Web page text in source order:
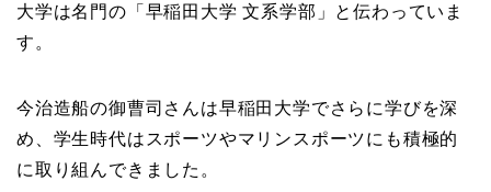
大学は名門の「早稲田大学 文系学部」と伝わっていま
す。
今治造船の御曹司さんは早稲田大学でさらに学びを深
め、学生時代はスポーツやマリンスポーツにも積極的
に取り組んできました。